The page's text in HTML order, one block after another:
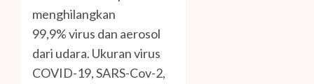
menghilangkan
99,9% virus dan aerosol
dari udara. Ukuran virus
COVID-19, SARS-Cov-2,